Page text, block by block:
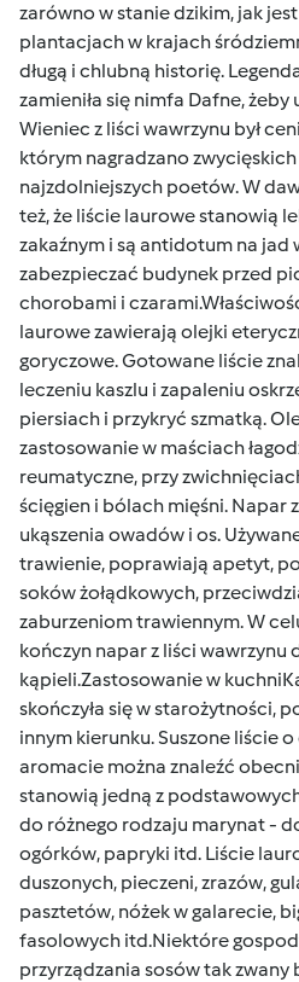
zarówno w stanie dzikim, jak
plantacjach w krajach
długą i chlubną historię.
zamieniła się nimfa Dafne,
Wieniec z liści wawrzynu był
którym nagradzano
najzdolniejszych poetów. W
też, że liście laurowe stanowią
zakaźnym i są antidotum na jad
zabezpieczać budynek przed
chorobami i
laurowe zawierają olejki
goryczowe. Gotowane liście
leczeniu kaszlu i zapaleniu
piersiach i przykryć szmatką.
zastosowanie w maściach
reumatyczne, przy
ścięgien i bólach mięśni. Napar
ukąszenia owadów i os.
trawienie, poprawiają apetyt,
soków żołądkowych,
zaburzeniom trawiennym. W
kończyn napar z liści wawrzynu
kąpieli.Zastosowanie w
skończyła się w starożytności,
innym kierunku. Suszone liście
aromacie można znaleźć
stanowią jedną z
do różnego rodzaju marynat -
ogórków, papryki itd. Liście
duszonych, pieczeni, zrazów,
pasztetów, nóżek w galarecie,
fasolowych itd.Niektóre
przyrządzania sosów tak